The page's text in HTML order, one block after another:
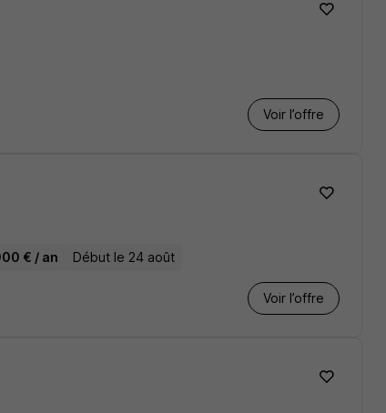
Voir l’offre
€ / an Début le 24 août
Voir l’offre